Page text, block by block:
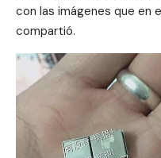
con las imágenes que en
compartió.